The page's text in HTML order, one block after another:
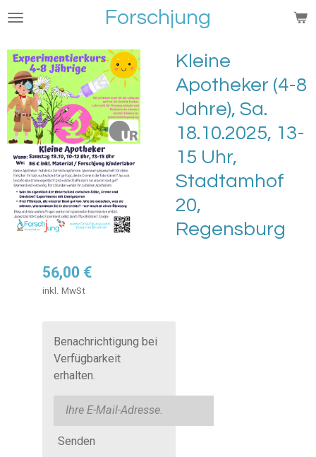
Zum
springen
Forschjung
Kleine
Apotheker (4-8
Jahre), Sa.
18.10.2025, 13-
15 Uhr,
Stadtamhof
20,
Regensburg
56,00 €
inkl. MwSt
Benachrichtigung bei
Verfügbarkeit
erhalten.
Senden